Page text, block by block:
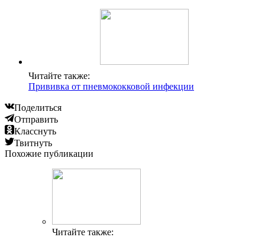
Читайте также:
Прививка от пневмококковой инфекции
Поделиться
Отправить
Класснуть
Твитнуть
Похожие публикации
Читайте также: